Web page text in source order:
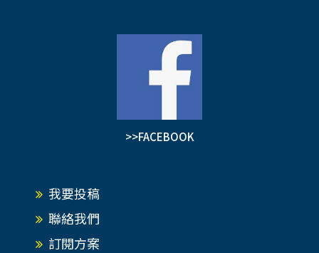
>>FACEBOOK
我要投稿
聯絡我們
訂閱方案